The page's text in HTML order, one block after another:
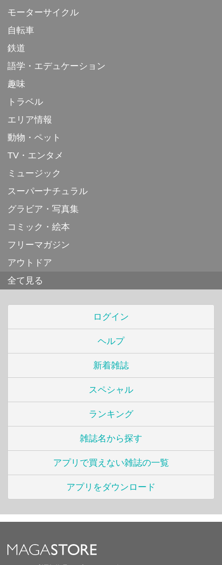
モーターサイクル
自転車
鉄道
語学・エデュケーション
趣味
トラベル
エリア情報
動物・ペット
TV・エンタメ
ミュージック
スーパーナチュラル
グラビア・写真集
コミック・絵本
フリーマガジン
アウトドア
全て見る
ログイン
ヘルプ
新着雑誌
スペシャル
ランキング
雑誌名から探す
アプリで買えない雑誌の一覧
アプリをダウンロード